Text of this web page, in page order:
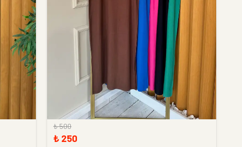
₺ 500
₺ 250